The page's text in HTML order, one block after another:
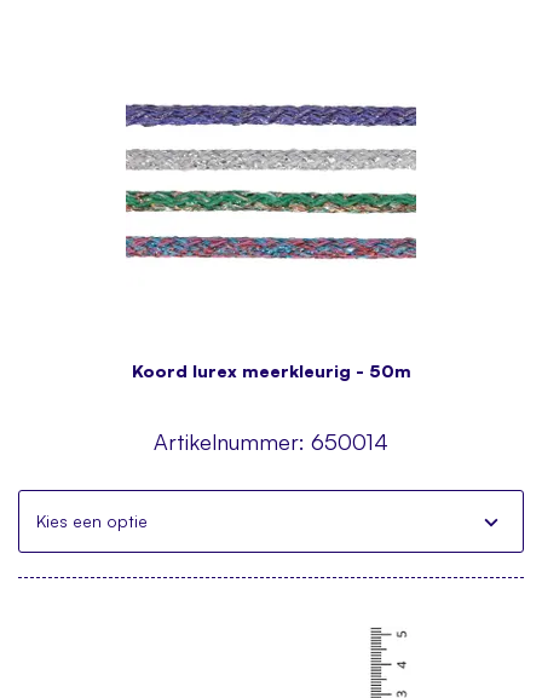
Koord lurex meerkleurig - 50m
Artikelnummer: 650014
Kies een optie